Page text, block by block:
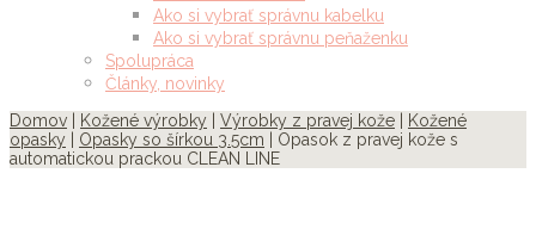
Ako si vybrať správnu kabelku
Ako si vybrať správnu peňaženku
Spolupráca
Články, novinky
Domov
Kožené výrobky Výrobky z pravej kože
Kožené
opasky
Opasky so šírkou 3.5cm | Opasok z pravej kože s
automatickou prackou CLEAN LINE